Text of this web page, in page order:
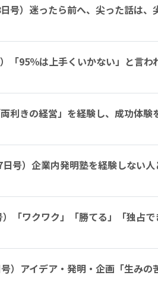
号）迷ったら前へ、尖った話は、
95％は上手くいかない」と言わ
利きの経営」を経験し、成功体
号）企業内発明塾を経験しない
「ワクワク」「勝てる」「独占
）アイデア・発明・企画「生み